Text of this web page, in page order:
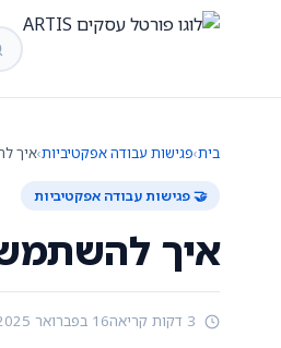
בית›פגישות עבודה אפקטיביות›איך
🤝 פגישות עבודה אפקטיביות
איך להשתמש
16 בפברואר 2025